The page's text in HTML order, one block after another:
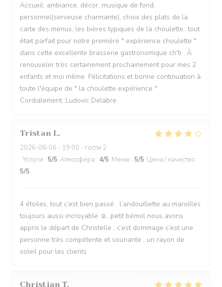
Accueil, ambiance, décor, musique de fond,
personnel(serveuse charmante), choix des plats de la
carte des menus, les bières typiques de la choulette...tout
était parfait pour notre première " expérience choulette "
dans cette excellente brasserie gastronomique ch'ti . À
renouveler très certainement prochainement pour mes 2
enfants et moi même. Félicitations et bonne continuation à
toute l'équipe de " la choulette expérience "
Cordialement, Ludovic Delabre.
Tristan L
2026-08-06 - 19:00 - гости 2
Услуги : 5/5 Атмосфера : 4/5 Меню : 5/5 Цена / качество :
5/5
4 étoiles, tout c’est bien passé , l’andouillette au maroilles
toujours aussi incroyable ☺️, petit bémol nous avons
appris le départ de Christelle , c’est dommage c’est une
personne très compétente et souriante , un rayon de
soleil pour les clients .
Christian T